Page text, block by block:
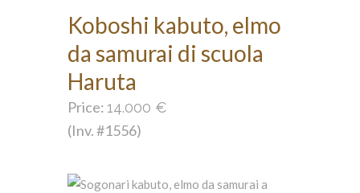
Koboshi kabuto, elmo
da samurai di scuola
Haruta
Price:14.000 €
(Inv. #1556)